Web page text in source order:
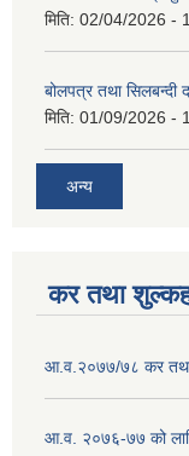
मिति: 02/04/2026 -
बोलपत्र तथा सिलबन्दी
मिति: 01/09/2026 -
अन्य
कर तथा
आ.व.२०७७/७८ कर
आ.व. २०७६-७७ को